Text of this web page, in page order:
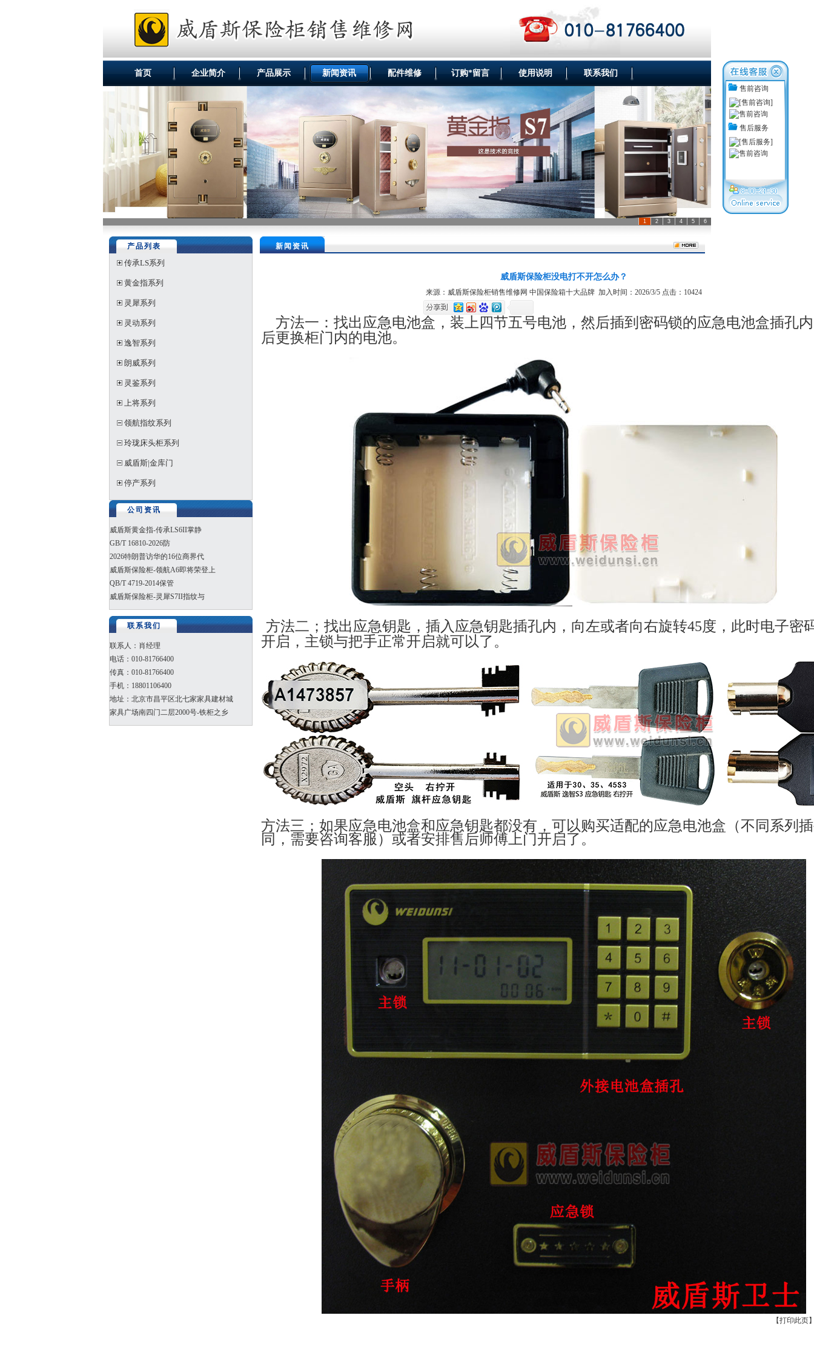
首页 企业简介 产品展示 新闻资讯 配件维修 订购*留言 使用说明 联系我们
1 2 3 4 5 6
产品列表
传承LS系列
黄金指系列
灵犀系列
灵动系列
逸智系列
朗威系列
灵鉴系列
上将系列
领航指纹系列
玲珑床头柜系列
威盾斯|金库门
停产系列
公司资讯
威盾斯黄金指-传承LS6II掌静
GB/T 16810-2026防
2026特朗普访华的16位商界代
威盾斯保险柜-领航A6即将荣登上
QB/T 4719-2014保管
威盾斯保险柜-灵犀S7II指纹与
联系我们
联系人：肖经理
电话：010-81766400
传真：010-81766400
手机：18801106400
地址：北京市昌平区北七家家具建材城
家具广场南四门二层2000号-铁柜之乡
新闻资讯
威盾斯保险柜没电打不开怎么办？
来源：威盾斯保险柜销售维修网 中国保险箱十大品牌 加入时间：2026/3/5 点击：10424
方法一：找出应急电池盒，装上四节五号电池，然后插到密码锁的应急电池盒插孔
后更换柜门内的电池。
方法二；找出应急钥匙，插入应急钥匙插孔内，向左或者向右旋转45度，此时电子密
开启，主锁与把手正常开启就可以了。
方法三；如果应急电池盒和应急钥匙都没有，可以购买适配的应急电池盒（不同系列
同，需要咨询客服）或者安排售后师傅上门开启了。
【打印此页
售前咨询
售后服务